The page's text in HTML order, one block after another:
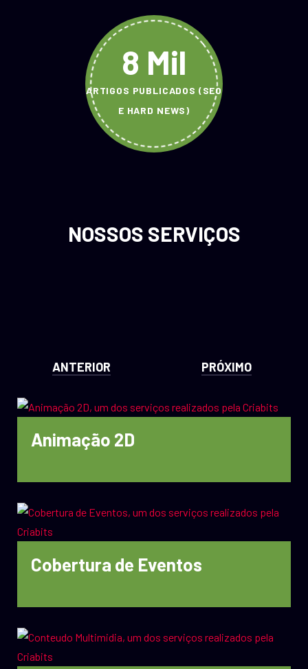
8 Mil
ARTIGOS PUBLICADOS (SEO
E HARD NEWS)
NOSSOS SERVIÇOS
ANTERIOR PRÓXIMO
Animação 2D
Cobertura de Eventos